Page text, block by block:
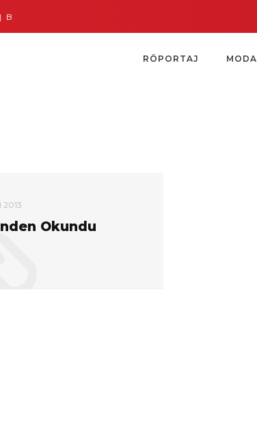
İngiltere’ye Kısa Bir Yolculuk
RÖPORTAJ MODA
2013
Okundu